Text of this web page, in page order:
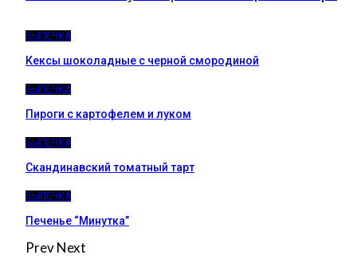
ВЫПЕЧКА
Кексы шоколадные с черной смородиной
ВЫПЕЧКА
Пироги c картофелем и луком
ВЫПЕЧКА
Скандинавский томатный тарт
ВЫПЕЧКА
Печенье “Минутка”
PrevNext